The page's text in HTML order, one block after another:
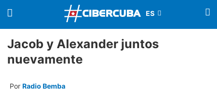
Jacob y Alexander juntos
nuevamente
Por Radio Bemba